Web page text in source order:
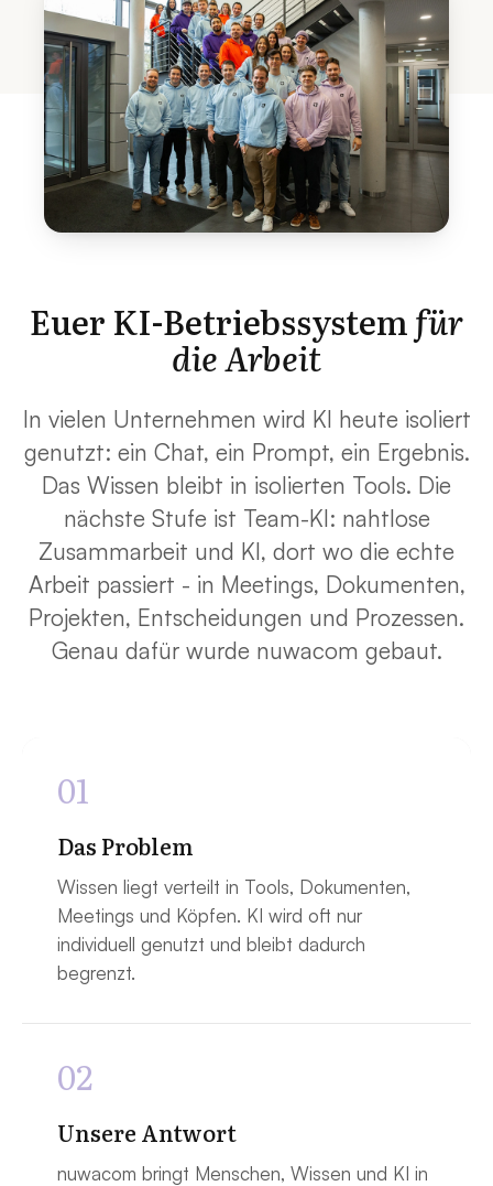
Euer KI-Betriebssystemfür
die Arbeit
In vielen Unternehmen wird KI heute isoliert
genutzt: ein Chat, ein Prompt, ein Ergebnis.
Das Wissen bleibt in isolierten Tools. Die
nächste Stufe ist Team-KI: nahtlose
Zusammarbeit und KI, dort wo die echte
Arbeit passiert - in Meetings, Dokumenten,
Projekten, Entscheidungen und Prozessen.
Genau dafür wurde nuwacom gebaut.
01
Das Problem
Wissen liegt verteilt in Tools, Dokumenten,
Meetings und Köpfen. KI wird oft nur
individuell genutzt und bleibt dadurch
begrenzt.
02
Unsere Antwort
nuwacom bringt Menschen, Wissen und KI in